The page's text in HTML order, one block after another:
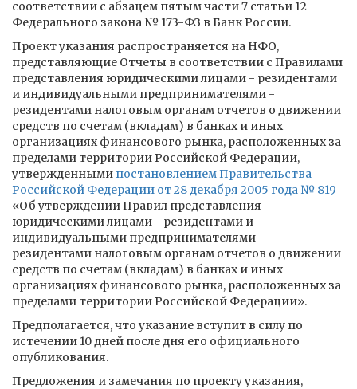
соответствии с абзацем пятым части 7 статьи 12
Федерального закона № 173-ФЗ в Банк России.
Проект указания распространяется на НФО,
представляющие Отчеты в соответствии с Правилами
представления юридическими лицами - резидентами
и индивидуальными предпринимателями -
резидентами налоговым органам отчетов о движении
средств по счетам (вкладам) в банках и иных
организациях финансового рынка, расположенных за
пределами территории Российской Федерации,
утвержденными постановлением Правительства
Российской Федерации от 28 декабря 2005 года № 819
«Об утверждении Правил представления
юридическими лицами - резидентами и
индивидуальными предпринимателями -
резидентами налоговым органам отчетов о движении
средств по счетам (вкладам) в банках и иных
организациях финансового рынка, расположенных за
пределами территории Российской Федерации».
Предполагается, что указание вступит в силу по
истечении 10 дней после дня его официального
опубликования.
Предложения и замечания по проекту указания,